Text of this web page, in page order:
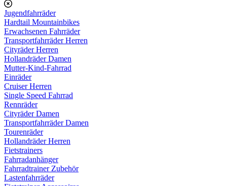
Jugendfahrräder
Hardtail Mountainbikes
Erwachsenen Fahrräder
Transportfahrräder Herren
Cityräder Herren
Hollandräder Damen
Mutter-Kind-Fahrrad
Einräder
Cruiser Herren
Single Speed Fahrrad
Rennräder
Cityräder Damen
Transportfahrräder Damen
Tourenräder
Hollandräder Herren
Fietstrainers
Fahrradanhänger
Fahrradtrainer Zubehör
Lastenfahrräder